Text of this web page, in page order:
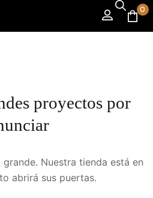
0
proyectos por
Nuestra tienda está en
abrirá sus puertas.